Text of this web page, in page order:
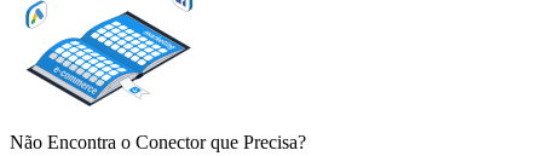
Não Encontra o Conector que Precisa?